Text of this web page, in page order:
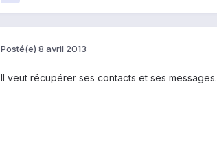
Posté(e) 8 avril 2013
Il veut récupérer ses contacts et ses messages.